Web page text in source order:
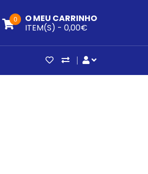
0
O MEU CARRINHO
ITEM(S) - 0,00€
ARTIGOS FAVORITOS
COMPARARCONTA DE